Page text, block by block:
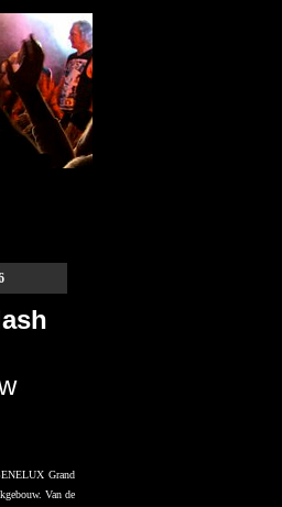
Grand
Van de